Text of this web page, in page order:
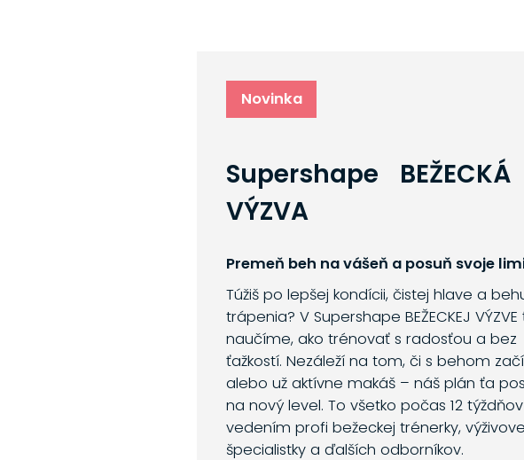
Novinka
Supershape BEŽECKÁ
VÝZVA
Premeň beh na vášeň a posuň svoje
Túžiš po lepšej kondícii, čistej hlave a
trápenia? V Supershape BEŽECKEJ VÝZVE
naučíme, ako trénovať s radosťou a bez
ťažkostí. Nezáleží na tom, či s behom
alebo už aktívne makáš – náš plán ťa
na nový level. To všetko počas 12
vedením profi bežeckej trénerky,
špecialistky a ďalších odborníkov.